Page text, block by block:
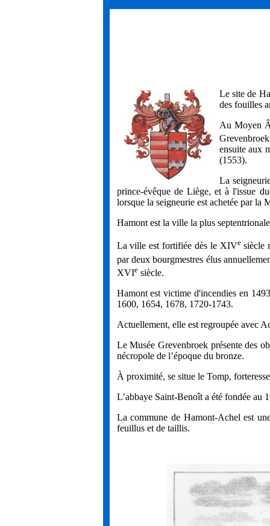
Le site de
des fouilles
Au Moyen
ensuite aux
(1553).
La
prince-évêque de Liège, et à l'issue
lorsque la seigneurie est achetée par la
Hamont est la ville la plus
La ville est fortifiée dès le XIVesiècle
par deux bourgmestres élus
XVIesiècle.
Hamont est victime d'incendies en
1600, 1654, 1678, 1720-1743.
Actuellement, elle est regroupée avec
Le Musée Grevenbroek présente des
nécropole de l’époque du bronze.
À proximité, se situe le Tomp,
L’abbaye Saint-Benoît a été fondée au
La commune de Hamont-Achel est
feuillus et de taillis.